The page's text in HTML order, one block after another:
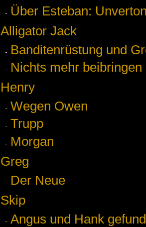
Über Esteban:
Alligator Jack
Banditenrüstung und
Nichts mehr beibringen
Henry
Wegen Owen
Trupp
Morgan
Greg
Der Neue
Skip
Angus und Hank